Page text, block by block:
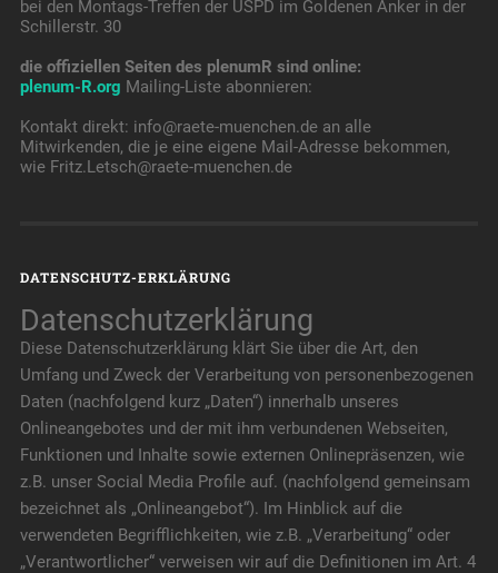
bei den Montags-Treffen der USPD im Goldenen Anker in der
Schillerstr. 30
die offiziellen Seiten des plenumR sind online:
plenum-R.org Mailing-Liste abonnieren:
Kontakt direkt: info@raete-muenchen.de an alle
Mitwirkenden, die je eine eigene Mail-Adresse bekommen,
wie Fritz.Letsch@raete-muenchen.de
DATENSCHUTZ-ERKLÄRUNG
Datenschutzerklärung
Diese Datenschutzerklärung klärt Sie über die Art, den
Umfang und Zweck der Verarbeitung von personenbezogenen
Daten (nachfolgend kurz „Daten“) innerhalb unseres
Onlineangebotes und der mit ihm verbundenen Webseiten,
Funktionen und Inhalte sowie externen Onlinepräsenzen, wie
z.B. unser Social Media Profile auf. (nachfolgend gemeinsam
bezeichnet als „Onlineangebot“). Im Hinblick auf die
verwendeten Begrifflichkeiten, wie z.B. „Verarbeitung“ oder
„Verantwortlicher“ verweisen wir auf die Definitionen im Art. 4